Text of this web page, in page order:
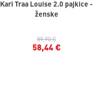
Kari Traa Louise 2.0 pajkice -
ženske
89,90 €
58,44 €